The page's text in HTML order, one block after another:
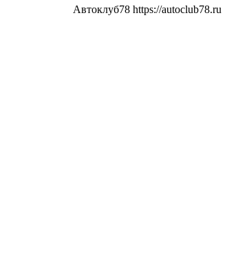
Автоклуб78 https://autoclub78.ru